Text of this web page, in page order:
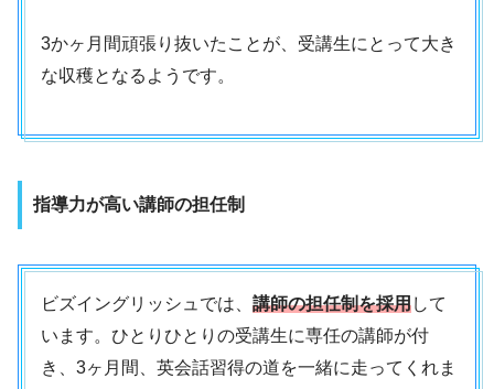
3かヶ月間頑張り抜いたことが、受講生にとって大き
な収穫となるようです。
指導力が高い講師の担任制
ビズイングリッシュでは、 講師の担任制を採用して
います。ひとりひとりの受講生に専任の講師が付
き、3ヶ月間、英会話習得の道を一緒に走ってくれま